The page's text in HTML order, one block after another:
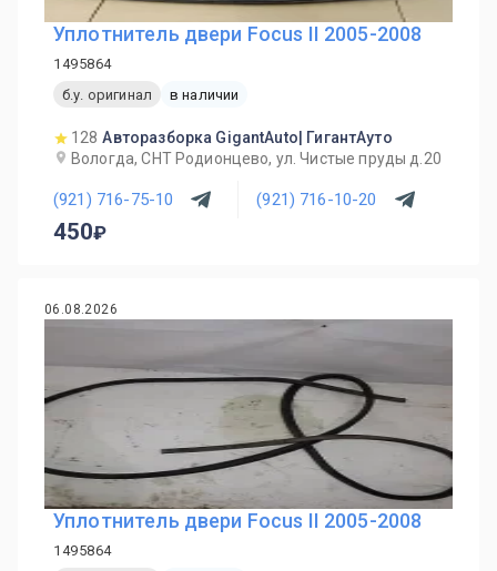
Уплотнитель двери Focus II 2005-2008
1495864
б.у. оригинал
в наличии
128 Авторазборка GigantAuto| ГигантАуто
Вологда, СНТ Родионцево, ул. Чистые пруды д.20
(921) 716-75-10 (921) 716-10-20
450
06.08.2026
Уплотнитель двери Focus II 2005-2008
1495864